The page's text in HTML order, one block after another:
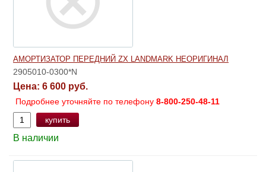
АМОРТИЗАТОР ПЕРЕДНИЙ ZX LANDMARK НЕОРИГИНАЛ
2905010-0300*N
Цена: 6 600 руб.
Подробнее уточняйте по телефону 8-800-250-48-11
купить
В наличии